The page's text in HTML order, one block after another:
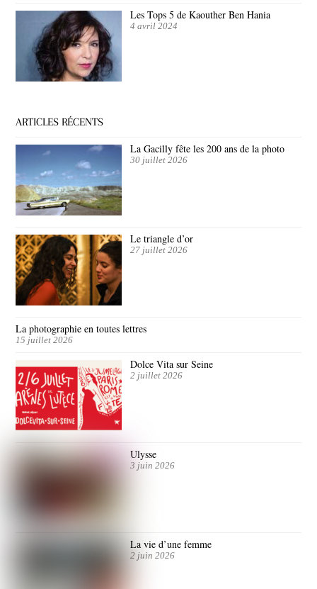
Les Tops 5 de Kaouther Ben Hania
4 avril 2024
ARTICLES RÉCENTS
La Gacilly fête les 200 ans de la photo
30 juillet 2026
Le triangle d’or
27 juillet 2026
La photographie en toutes lettres
15 juillet 2026
Dolce Vita sur Seine
2 juillet 2026
Ulysse
3 juin 2026
La vie d’une femme
2 juin 2026